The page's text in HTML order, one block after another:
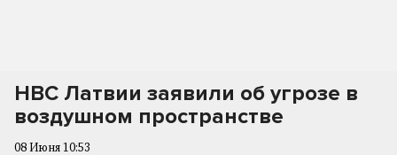
НВС Латвии заявили об угрозе в
воздушном пространстве
08 Июня 10:53